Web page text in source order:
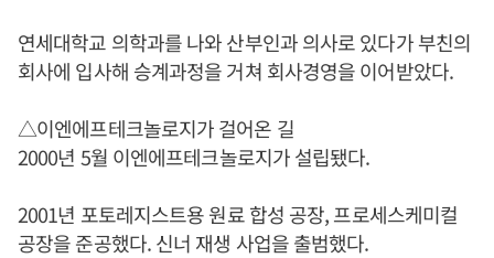
연세대학교 의학과를 나와 산부인과 의사로 있다가 부친의
회사에 입사해 승계과정을 거쳐 회사경영을 이어받았다.
△이엔에프테크놀로지가 걸어온 길
2000년 5월 이엔에프테크놀로지가 설립됐다.
2001년 포토레지스트용 원료 합성 공장, 프로세스케미컬
공장을 준공했다. 신너 재생 사업을 출범했다.